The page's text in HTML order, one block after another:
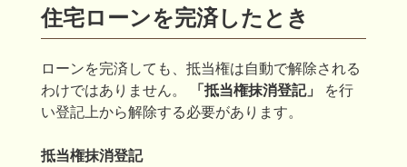
住宅ローンを完済したとき
ローンを完済しても、抵当権は自動で解除される
わけではありません。
「抵当権抹消登記」
を行
い登記上から解除する必要があります。
抵当権抹消登記